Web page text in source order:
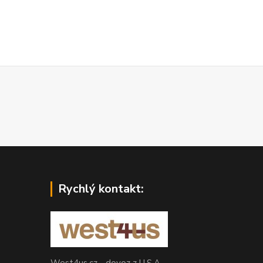
Rychlý kontakt: